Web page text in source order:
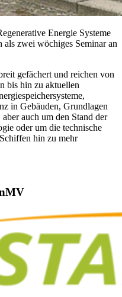
Energie Systeme
zwei wöchiges Seminar an
gefächert und reichen von
bis hin zu aktuellen
in Gebäuden, Grundlagen
auch um den Stand der
oder um die technische
hin zu mehr